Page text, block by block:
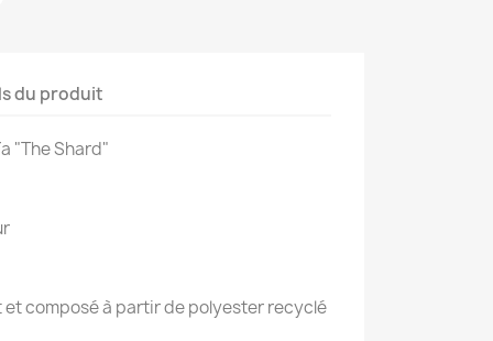
du produit
"The Shard"
composé à partir de polyester recyclé